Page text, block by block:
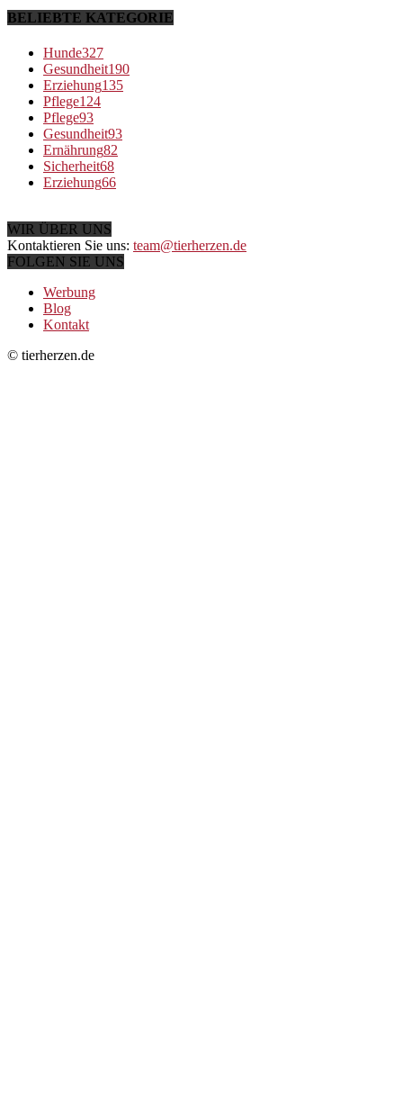
BELIEBTE KATEGORIE
Hunde327
Gesundheit190
Erziehung135
Pflege124
Pflege93
Gesundheit93
Ernährung82
Sicherheit68
Erziehung66
WIR ÜBER UNS
Kontaktieren Sie uns: team@tierherzen.de
FOLGEN SIE UNS
Werbung
Blog
Kontakt
© tierherzen.de